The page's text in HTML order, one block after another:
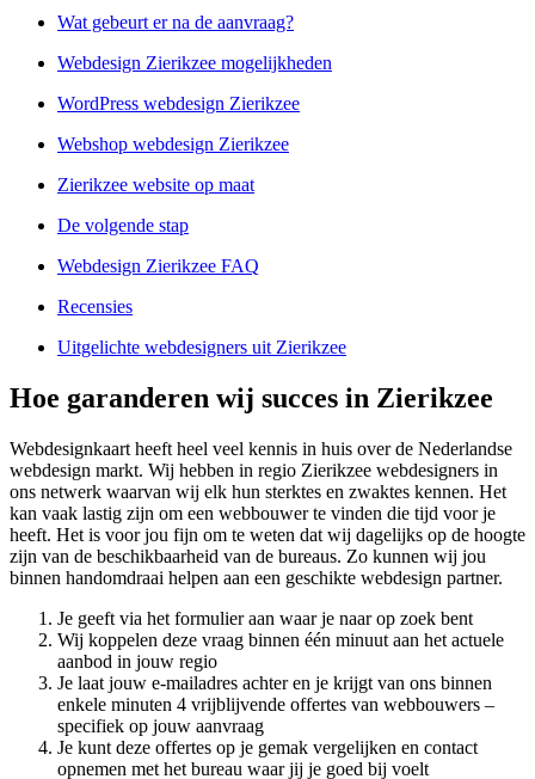
Wat gebeurt er na de aanvraag?
Webdesign Zierikzee mogelijkheden
WordPress webdesign Zierikzee
Webshop webdesign Zierikzee
Zierikzee website op maat
De volgende stap
Webdesign Zierikzee FAQ
Recensies
Uitgelichte webdesigners uit Zierikzee
Hoe garanderen wij succes in Zierikzee
Webdesignkaart heeft heel veel kennis in huis over de Nederlandse
webdesign markt. Wij hebben in regio Zierikzee webdesigners in
ons netwerk waarvan wij elk hun sterktes en zwaktes kennen. Het
kan vaak lastig zijn om een webbouwer te vinden die tijd voor je
heeft. Het is voor jou fijn om te weten dat wij dagelijks op de hoogte
zijn van de beschikbaarheid van de bureaus. Zo kunnen wij jou
binnen handomdraai helpen aan een geschikte webdesign partner.
Je geeft via het formulier aan waar je naar op zoek bent
Wij koppelen deze vraag binnen één minuut aan het actuele
aanbod in jouw regio
Je laat jouw e-mailadres achter en je krijgt van ons binnen
enkele minuten 4 vrijblijvende offertes van webbouwers –
specifiek op jouw aanvraag
Je kunt deze offertes op je gemak vergelijken en contact
opnemen met het bureau waar jij je goed bij voelt